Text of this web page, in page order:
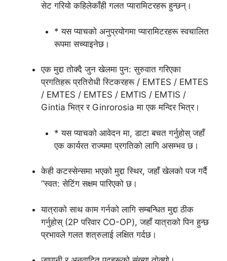
सेट गरियो कहिलेकाँही गलत प्यारामिटरहरू हुन्छन्।
* यस प्याचको अनुप्रयोगमा प्यारामिटरहरू स्वचालित
रूपमा सच्याइनेछ।
एक मुद्दा तोक्दै जुन खेलमा पुन: सुरुवात गरिएका
प्रगतिहरू प्रतिरोधी स्टिकरहरू / EMTES / EMTES
/ EMTES / EMTES / EMTIS / EMTIS /
Gintia भित्र र Ginrorosia मा एक मन्दिर भित्र।
* यस प्याचको आवेदन मा, डाटा बचत गर्नुहोस् जहाँ
एक कार्यरत राज्यमा प्रगतिको लागि असम्भव छ।
केही कटस्सेन्समा भएको मुद्दा स्थिर, जहाँ खेलको पज गर्दै
“स्वत: सेटिंग सक्षम पारिएको छ।
यात्राको साथ काम गर्नको लागि सम्बन्धित मुद्दा ठीक
गर्नुहोस् (2P परिवार CO-OP), जहाँ यात्राको पिन हुन्छ
प्रभावले गलत शत्रुलाई लक्षित गर्दछ।